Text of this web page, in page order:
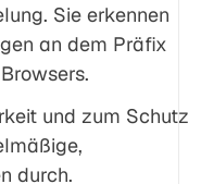
Sie erkennen
an dem Präfix
und zum Schutz
durch.